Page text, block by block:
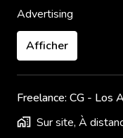
Advertising​
Afficher
Freelance: CG - Los
Sur site, À